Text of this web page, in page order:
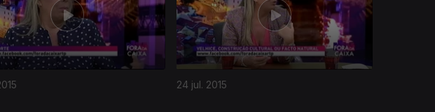
24 jul. 2015